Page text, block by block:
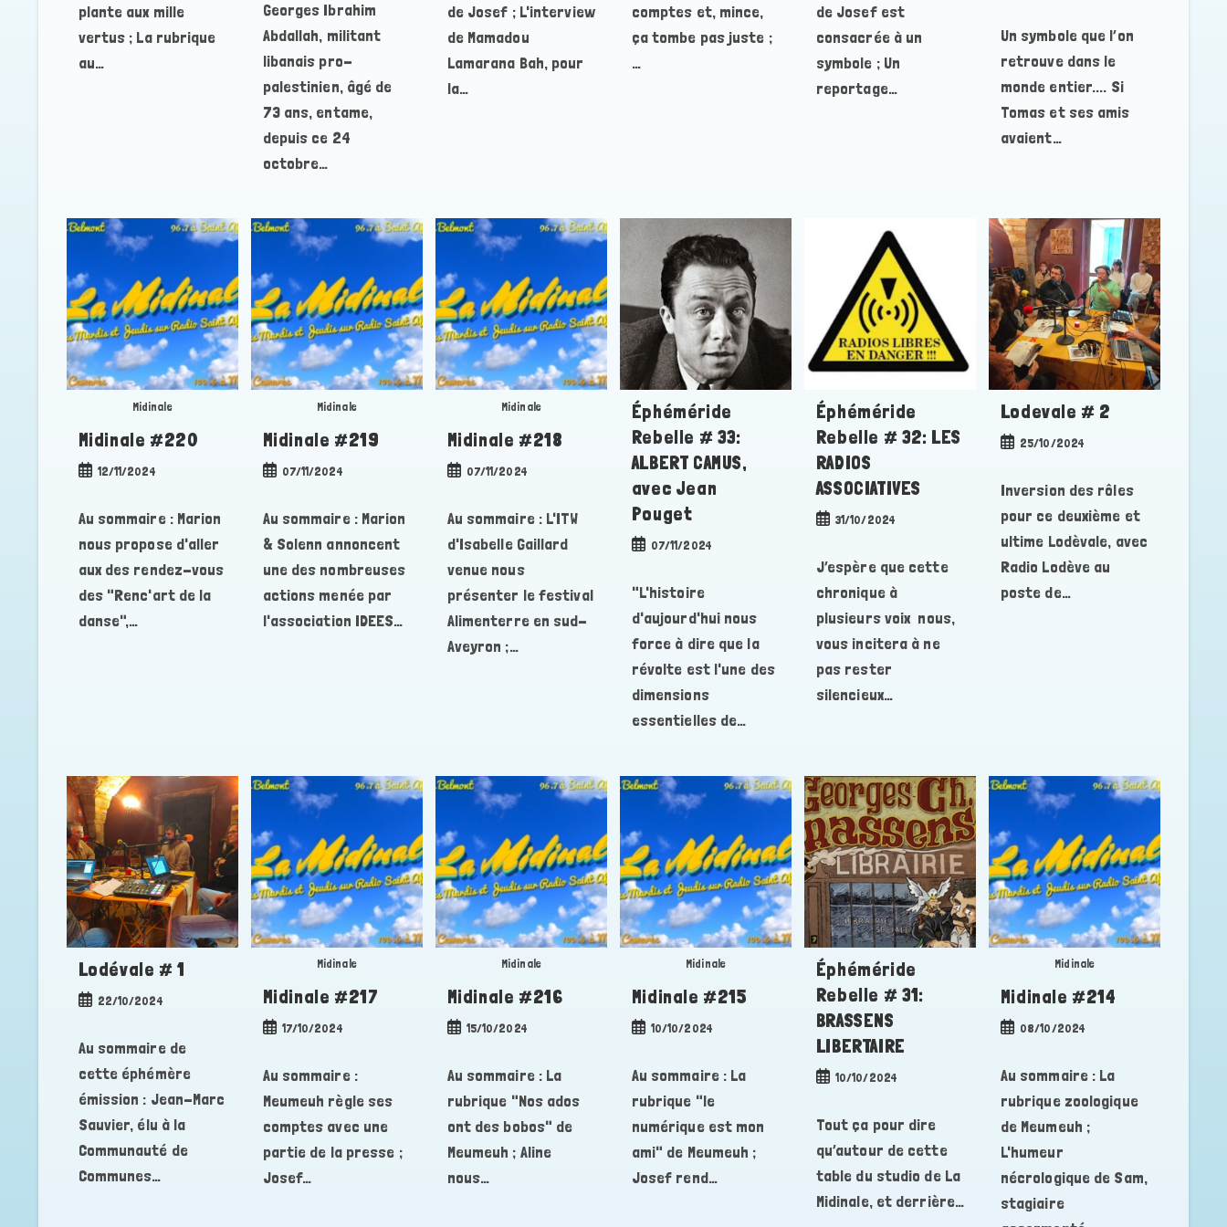
plante aux mille
vertus ; La rubrique
au…
Georges Ibrahim
Abdallah, militant
libanais pro-
palestinien, âgé de
73 ans, entame,
depuis ce 24
octobre…
de Josef ; L'interview
de Mamadou
Lamarana Bah, pour
la…
comptes et, mince,
ça tombe pas juste ;
…
de Josef est
consacrée à un
symbole ; Un
reportage…
Un symbole que l’on
retrouve dans le
monde entier.... Si
Tomas et ses amis
avaient…
Midinale
Midinale #220
Publication
12/11/2024
Au sommaire : Marion
nous propose d'aller
aux des rendez-vous
des "Renc'art de la
danse",…
Midinale
Midinale #219
Publication
07/11/2024
Au sommaire : Marion
& Solenn annoncent
une des nombreuses
actions menée par
l'association IDEES…
Midinale
Midinale #218
Publication
07/11/2024
Au sommaire : L'ITW
d'Isabelle Gaillard
venue nous
présenter le festival
Alimenterre en sud-
Aveyron ;…
Éphéméride
Rebelle # 33:
ALBERT CAMUS,
avec Jean
Pouget
Publication
07/11/2024
"L'histoire
d'aujourd'hui nous
force à dire que la
révolte est l'une des
dimensions
essentielles de…
Éphéméride
Rebelle # 32: LES
RADIOS
ASSOCIATIVES
Publication
31/10/2024
J’espère que cette
chronique à
plusieurs voix nous,
vous incitera à ne
pas rester
silencieux…
Lodevale # 2
Publication
25/10/2024
Inversion des rôles
pour ce deuxième et
ultime Lodèvale, avec
Radio Lodève au
poste de…
Lodévale # 1
Publication
22/10/2024
Au sommaire de
cette éphémère
émission : Jean-Marc
Sauvier, élu à la
Communauté de
Communes…
Midinale
Midinale #217
Publication
17/10/2024
Au sommaire :
Meumeuh règle ses
comptes avec une
partie de la presse ;
Josef…
Midinale
Midinale #216
Publication
15/10/2024
Au sommaire : La
rubrique "Nos ados
ont des bobos" de
Meumeuh ; Aline
nous…
Midinale
Midinale #215
Publication
10/10/2024
Au sommaire : La
rubrique "le
numérique est mon
ami" de Meumeuh ;
Josef rend…
Éphéméride
Rebelle # 31:
BRASSENS
LIBERTAIRE
Publication
10/10/2024
Tout ça pour dire
qu’autour de cette
table du studio de La
Midinale, et derrière…
Midinale
Midinale #214
Publication
08/10/2024
Au sommaire : La
rubrique zoologique
de Meumeuh ;
L'humeur
nécrologique de Sam,
stagiaire